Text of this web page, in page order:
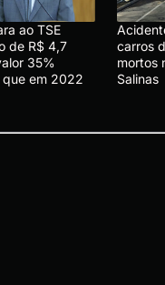
ao TSE
de R$ 4,7
35%
que em 2022
carros
mortos
Salinas